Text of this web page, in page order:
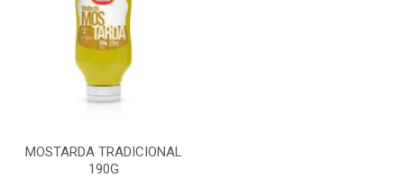
MOSTARDA TRADICIONAL
190G